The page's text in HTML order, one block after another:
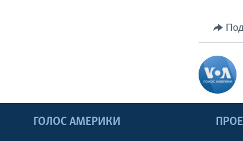
ГОЛОС АМЕРИКИ